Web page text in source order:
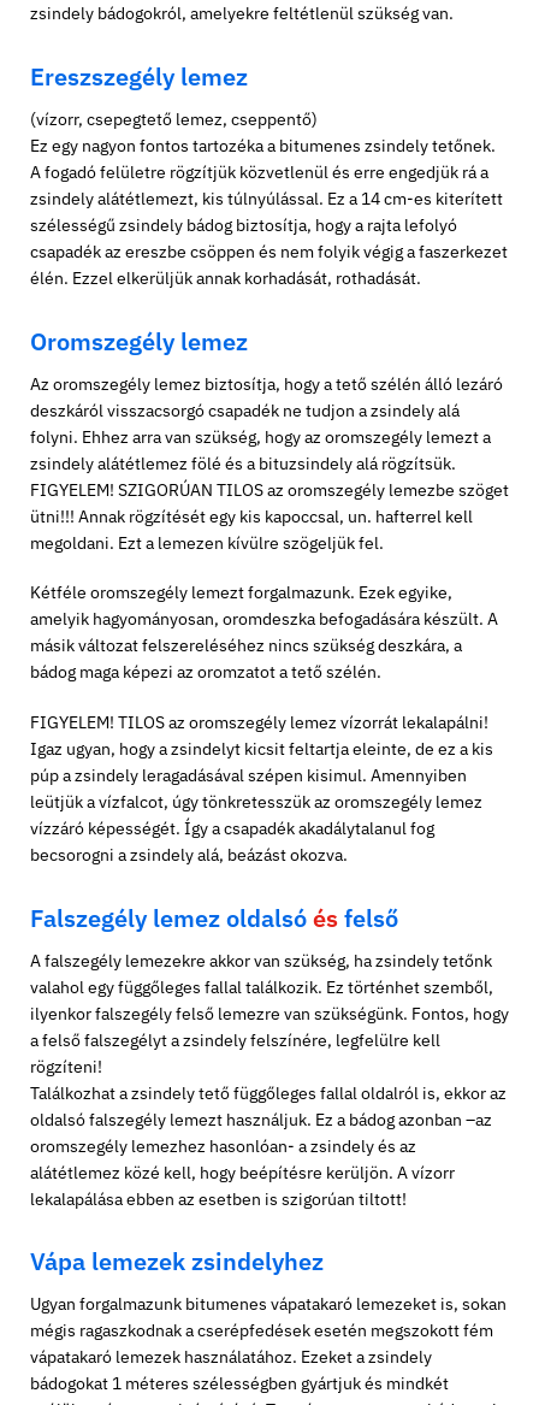
zsindely bádogokról, amelyekre feltétlenül szükség van.
Ereszszegély lemez
(vízorr, csepegtető lemez, cseppentő)
Ez egy nagyon fontos tartozéka a bitumenes zsindely tetőnek.
A fogadó felületre rögzítjük közvetlenül és erre engedjük rá a
zsindely alátétlemezt, kis túlnyúlással. Ez a 14 cm-es kiterített
szélességű zsindely bádog biztosítja, hogy a rajta lefolyó
csapadék az ereszbe csöppen és nem folyik végig a faszerkezet
élén. Ezzel elkerüljük annak korhadását, rothadását.
Oromszegély lemez
Az oromszegély lemez biztosítja, hogy a tető szélén álló lezáró
deszkáról visszacsorgó csapadék ne tudjon a zsindely alá
folyni. Ehhez arra van szükség, hogy az oromszegély lemezt a
zsindely alátétlemez fölé és a bituzsindely alá rögzítsük.
FIGYELEM! SZIGORÚAN TILOS az oromszegély lemezbe szöget
ütni!!! Annak rögzítését egy kis kapoccsal, un. hafterrel kell
megoldani. Ezt a lemezen kívülre szögeljük fel.
Kétféle oromszegély lemezt forgalmazunk. Ezek egyike,
amelyik hagyományosan, oromdeszka befogadására készült. A
másik változat felszereléséhez nincs szükség deszkára, a
bádog maga képezi az oromzatot a tető szélén.
FIGYELEM! TILOS az oromszegély lemez vízorrát lekalapálni!
Igaz ugyan, hogy a zsindelyt kicsit feltartja eleinte, de ez a kis
púp a zsindely leragadásával szépen kisimul. Amennyiben
leütjük a vízfalcot, úgy tönkretesszük az oromszegély lemez
vízzáró képességét. Így a csapadék akadálytalanul fog
becsorogni a zsindely alá, beázást okozva.
Falszegély lemez oldalsóésfelső
A falszegély lemezekre akkor van szükség, ha zsindely tetőnk
valahol egy függőleges fallal találkozik. Ez történhet szemből,
ilyenkor falszegély felső lemezre van szükségünk. Fontos, hogy
a felső falszegélyt a zsindely felszínére, legfelülre kell
rögzíteni!
Találkozhat a zsindely tető függőleges fallal oldalról is, ekkor az
oldalsó falszegély lemezt használjuk. Ez a bádog azonban –az
oromszegély lemezhez hasonlóan- a zsindely és az
alátétlemez közé kell, hogy beépítésre kerüljön. A vízorr
lekalapálása ebben az esetben is szigorúan tiltott!
Vápa lemezek zsindelyhez
Ugyan forgalmazunk bitumenes vápatakaró lemezeket is, sokan
mégis ragaszkodnak a cserépfedések esetén megszokott fém
vápatakaró lemezek használatához. Ezeket a zsindely
bádogokat 1 méteres szélességben gyártjuk és mindkét